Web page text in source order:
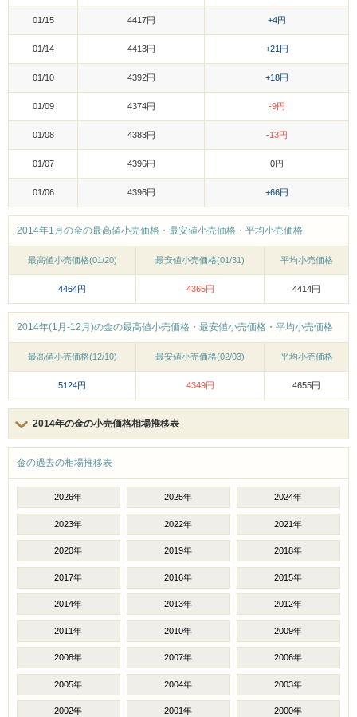
01/15 4417円 +4円
01/14 4413円 +21円
01/10 4392円 +18円
01/09 4374円 -9円
01/08 4383円 -13円
01/07 4396円 0円
01/06 4396円 +66円
2014年1月の金の最高値小売価格・最安値小売価格・平均小売価格
最高値小売価格(01/20) 最安値小売価格(01/31) 平均小売価格
4464円 4365円 4414円
2014年(1月-12月)の金の最高値小売価格・最安値小売価格・平均小売価格
最高値小売価格(12/10) 最安値小売価格(02/03) 平均小売価格
5124円 4349円 4655円
2014年の金の小売価格相場推移表
金の過去の相場推移表
2026年 2025年 2024年
2023年 2022年 2021年
2020年 2019年 2018年
2017年 2016年 2015年
2014年 2013年 2012年
2011年 2010年 2009年
2008年 2007年 2006年
2005年 2004年 2003年
2002年 2001年 2000年